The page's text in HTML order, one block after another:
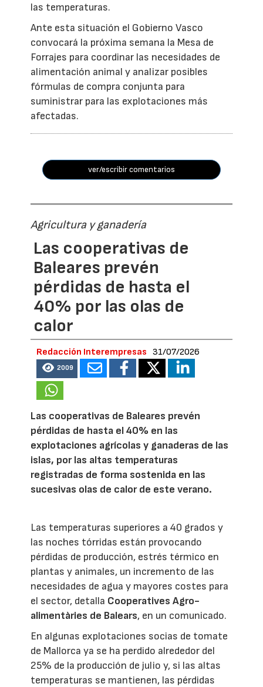
las temperaturas.
Ante esta situación el Gobierno Vasco
convocará la próxima semana la Mesa de
Forrajes para coordinar las necesidades de
alimentación animal y analizar posibles
fórmulas de compra conjunta para
suministrar para las explotaciones más
afectadas.
ver/escribir comentarios
Agricultura y ganadería
Las cooperativas de
Baleares prevén
pérdidas de hasta el
40% por las olas de
calor
Redacción Interempresas 31/07/2026
2009
Las cooperativas de Baleares prevén
pérdidas de hasta el 40% en las
explotaciones agrícolas y ganaderas de las
islas, por las altas temperaturas
registradas de forma sostenida en las
sucesivas olas de calor de este verano.
Las temperaturas superiores a 40 grados y
las noches tórridas están provocando
pérdidas de producción, estrés térmico en
plantas y animales, un incremento de las
necesidades de agua y mayores costes para
el sector, detalla Cooperatives Agro-
alimentàries de Balears, en un comunicado.
En algunas explotaciones socias de tomate
de Mallorca ya se ha perdido alrededor del
25% de la producción de julio y, si las altas
temperaturas se mantienen, las pérdidas